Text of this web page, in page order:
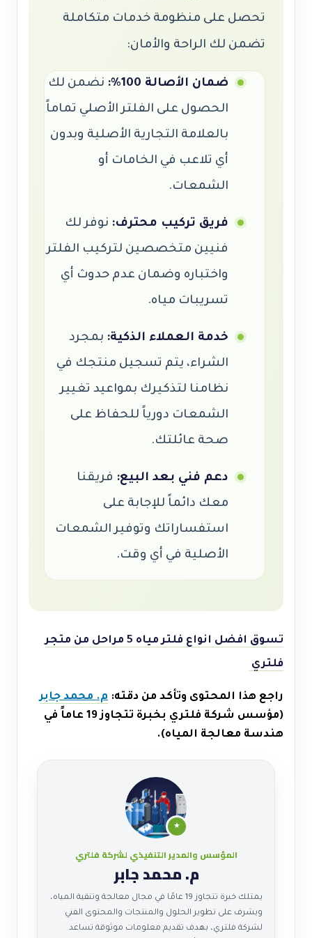
تحصل على منظومة خدمات متكاملة
تضمن لك الراحة والأمان:
ضمان الأصالة 100%:
نضمن لك
الحصول على الفلتر الأصلي تماماً
بالعلامة التجارية الأصلية وبدون
أي تلاعب في الخامات أو
الشمعات.
فريق تركيب محترف: نوفر لك
فنيين متخصصين لتركيب الفلتر
واختباره وضمان عدم حدوث أي
تسريبات مياه.
خدمة العملاء الذكية: بمجرد
الشراء، يتم تسجيل منتجك في
نظامنا لتذكيرك بمواعيد تغيير
الشمعات دورياً للحفاظ على
صحة عائلتك.
دعم فني بعد البيع: فريقنا
معك دائماً للإجابة على
استفساراتك وتوفير الشمعات
الأصلية في أي وقت.
تسوق افضل انواع فلتر مياه 5 مراحل من متجر
فلتري
راجع هذا المحتوى وتأكد من دقته: م. محمد جابر
(مؤسس شركة فلتري بخبرة تتجاوز 19 عاماً في
هندسة معالجة المياه).
★
المؤسس والمدير التنفيذي لشركة فلتري
م. محمد جابر
يمتلك خبرة تتجاوز 19 عامًا في مجال معالجة وتنقية المياه،
ويشرف على تطوير الحلول والمنتجات والمحتوى الفني
لشركة فلتري، بهدف تقديم معلومات موثوقة تساعد